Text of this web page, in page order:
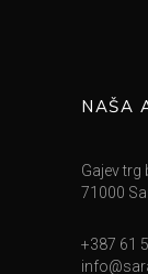
NAŠA
Gajev trg
71000
+387 61